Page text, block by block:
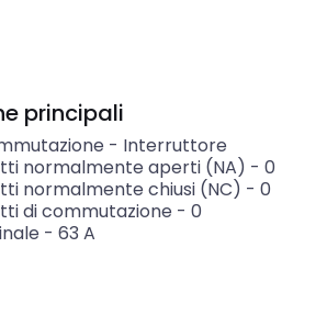
principali
- Interruttore
normalmente aperti (NA) - 0
normalmente chiusi (NC) - 0
di commutazione - 0
- 63 A